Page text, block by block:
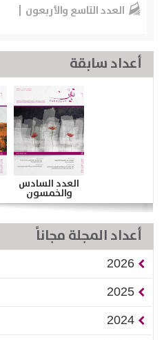
العدد التاسع والأربعون
أعداد سابقة
العدد السادس
والخمسون
أعداد المجلة مجاناً
2026
2025
2024